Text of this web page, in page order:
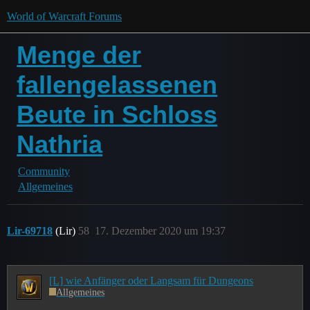
World of Warcraft Forums
Menge der
fallengelassenen
Beute in Schloss
Nathria
Community
Allgemeines
Lir-69718 (Lir) 17. Dezember 2020 um 19:37
58
[L] wie Anfänger oder Langsam für Dungeons
Allgemeines